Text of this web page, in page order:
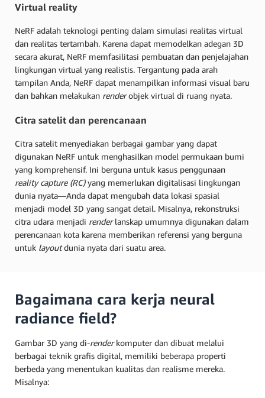
Virtual reality
NeRF adalah teknologi penting dalam simulasi realitas virtual
dan realitas tertambah. Karena dapat memodelkan adegan 3D
secara akurat, NeRF memfasilitasi pembuatan dan penjelajahan
lingkungan virtual yang realistis. Tergantung pada arah
tampilan Anda, NeRF dapat menampilkan informasi visual baru
dan bahkan melakukan renderobjek virtual di ruang nyata.
Citra satelit dan perencanaan
Citra satelit menyediakan berbagai gambar yang dapat
digunakan NeRF untuk menghasilkan model permukaan bumi
yang komprehensif. Ini berguna untuk kasus penggunaan
reality capture (RC)yang memerlukan digitalisasi lingkungan
dunia nyata—Anda dapat mengubah data lokasi spasial
menjadi model 3D yang sangat detail. Misalnya, rekonstruksi
citra udara menjadi renderlanskap umumnya digunakan dalam
perencanaan kota karena memberikan referensi yang berguna
untuk layoutdunia nyata dari suatu area.
Bagaimana cara kerja neural
radiance field?
Gambar 3D yang di-renderkomputer dan dibuat melalui
berbagai teknik grafis digital, memiliki beberapa properti
berbeda yang menentukan kualitas dan realisme mereka.
Misalnya: